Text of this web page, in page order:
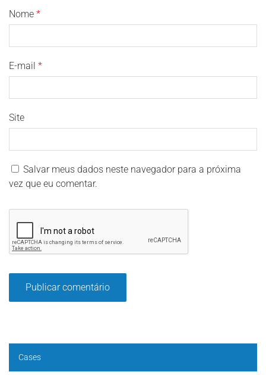
Nome *
E-mail *
Site
Salvar meus dados neste navegador para a próxima
vez que eu comentar.
Cases